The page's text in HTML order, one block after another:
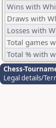
Wins with
Draws with
Losses with
Total games
Total % with
Chess-
Legal details/